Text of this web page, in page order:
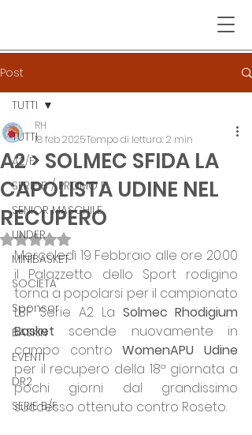
Post
TUTTI
A2/F
SERIE B / PROMO F
SENIOR MASCHILE
UNDER
MINIBASKET
SOCIETA'
Sponsor
BASKIN
EVENTI
DR2
SERIE B/F
TUTTI
A2 > SOLMEC SFIDA LA
CAPOLISTA UDINE NEL
RECUPERO
RH
18 feb 2025Tempo di lettura: 2 min
Valutazione NaN stelle su 5.
Mercoledì 19 Febbraio alle ore 20:00
il Palazzetto dello Sport rodigino
torna a popolarsi per il campionato
LBF Serie A2. La Solmec Rhodigium
Basket scende nuovamente in
campo contro
per il recupero della 18ª giornata a
pochi giorni dal grandissimo
successo ottenuto contro Roseto.